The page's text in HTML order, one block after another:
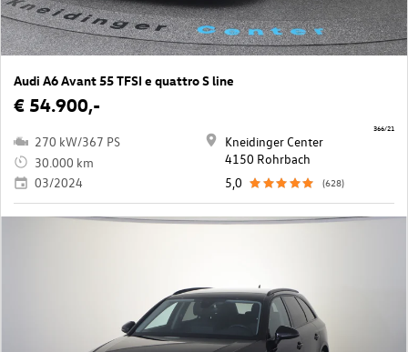
Audi A6 Avant 55 TFSI e quattro S line
€ 54.900,-
270 kW/367 PS
30.000 km
03/2024
Kneidinger Center
4150 Rohrbach
5,0
(628)
366/21